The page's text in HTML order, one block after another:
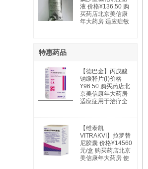
症：用于治疗与双
相情感障碍相关的
躁狂发作。
液 价格¥136.50 购
买药店北京美信康
年大药房 适应症敏
特惠药品
【德巴金】丙戊酸
钠缓释片(Ⅰ)价格
¥96.50 购买药店北
京美信康年大药房
适应症用于治疗全
以及特殊类型的综
合症。全身性癫痫
适用于：失神发
作、肌阵挛发作、
强直阵挛发作、失
张力发作及混合型
发作。部分性癫痫
【维泰凯
VITRAKVI】拉罗替
尼胶囊 价格¥14560
元/盒 购买药店北京
美信康年大药房 使